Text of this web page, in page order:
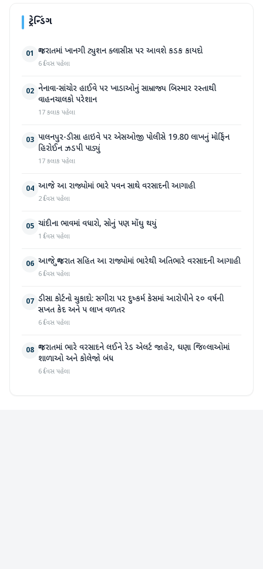
ટ્રેન્ડિંગ
01 ગુજરાતમાં ખાનગી ટ્યુશન ક્લાસીસ પર આવશે કડક કાયદો
6 દિવસ પહેલા
02 નેનાવા-સાંચોર હાઈવે પર ખાડાઓનું સામ્રાજ્ય બિસ્માર રસ્તાથી
વાહનચાલકો પરેશાન
17 કલાક પહેલા
03 પાલનપુર-ડીસા હાઇવે પર એસઓજી પોલીસે 19.80 લાખનું મોર્ફિન
હિરોઈન ઝડપી પાડ્યું
17 કલાક પહેલા
04 આજે આ રાજ્યોમાં ભારે પવન સાથે વરસાદની આગાહી
2 દિવસ પહેલા
05 ચાંદીના ભાવમાં વધારો, સોનું પણ મોંઘુ થયું
1 દિવસ પહેલા
06 આજે ગુજરાત સહિત આ રાજ્યોમાં ભારેથી અતિભારે વરસાદની આગાહી
6 દિવસ પહેલા
07 ડીસા કોર્ટનો ચુકાદો: સગીરા પર દુષ્કર્મ કેસમાં આરોપીને ૨૦ વર્ષની
સખત કેદ અને ૫ લાખ વળતર
6 દિવસ પહેલા
08 ગુજરાતમાં ભારે વરસાદને લઈને રેડ એલર્ટ જાહેર, ઘણા જિલ્લાઓમાં
શાળાઓ અને કોલેજો બંધ
6 દિવસ પહેલા